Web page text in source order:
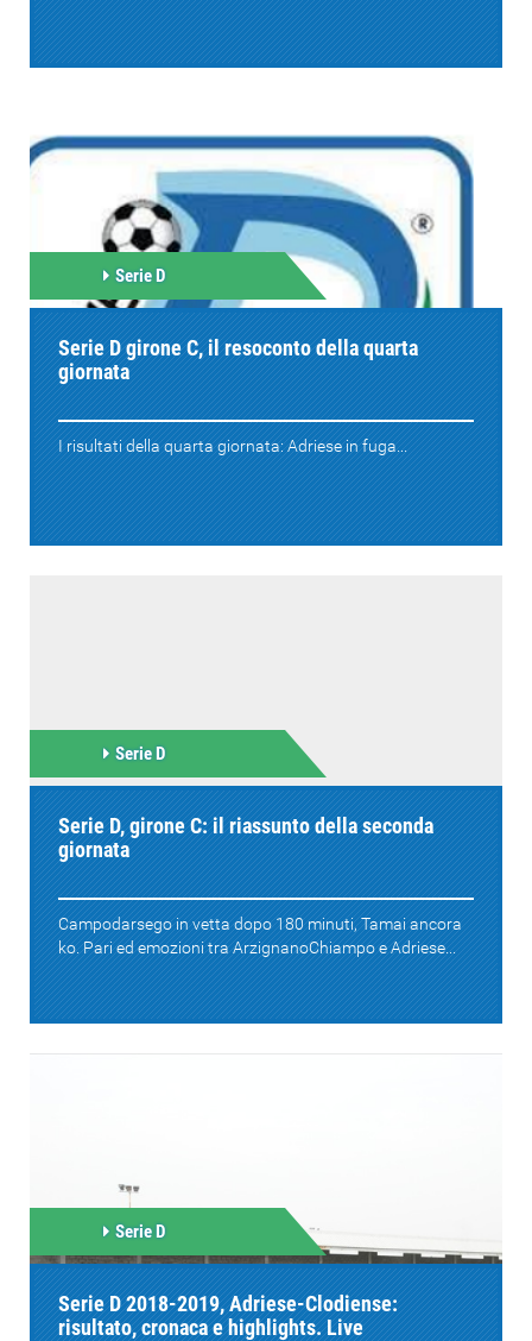
Serie D
Serie D girone C, il resoconto della quarta
giornata
I risultati della quarta giornata: Adriese in fuga...
Serie D
Serie D, girone C: il riassunto della seconda
giornata
Campodarsego in vetta dopo 180 minuti, Tamai ancora
ko. Pari ed emozioni tra ArzignanoChiampo e Adriese...
Serie D
Serie D 2018-2019, Adriese-Clodiense:
risultato, cronaca e highlights. Live